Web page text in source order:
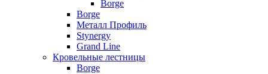
Borge
Borge
Металл Профиль
Stynergy
Grand Line
Кровельные лестницы
Borge